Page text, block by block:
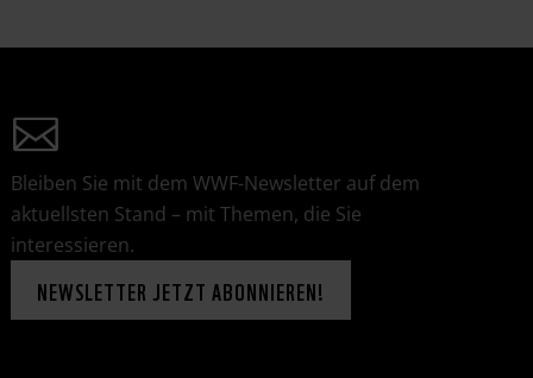
Bleiben Sie mit dem WWF-Newsletter auf dem
aktuellsten Stand – mit Themen, die Sie
interessieren.
NEWSLETTER JETZT ABONNIEREN!